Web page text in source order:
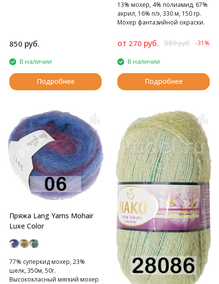
850 руб.
В наличии
Подробнее
13% мохер, 4% полиамид, 67%
акрил, 16% п/э, 330 м, 150 гр.
Мохер фантазийной окраски.
от 270 руб. 389руб. -31%
В наличии
Подробнее
Пряжа Lang Yarns Mohair
Luxe Color
77% суперкид мохер, 23%
шелк, 350м, 50г.
Высококласный мягкий мохер